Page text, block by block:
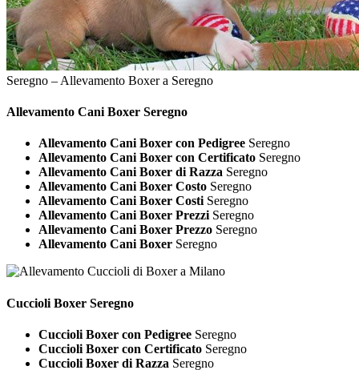
Seregno – Allevamento Boxer a Seregno
Allevamento Cani Boxer Seregno
Allevamento Cani Boxer con Pedigree Seregno
Allevamento Cani Boxer con Certificato Seregno
Allevamento Cani Boxer di Razza Seregno
Allevamento Cani Boxer Costo Seregno
Allevamento Cani Boxer Costi Seregno
Allevamento Cani Boxer Prezzi Seregno
Allevamento Cani Boxer Prezzo Seregno
Allevamento Cani Boxer Seregno
Cuccioli Boxer Seregno
Cuccioli Boxer con Pedigree Seregno
Cuccioli Boxer con Certificato Seregno
Cuccioli Boxer di Razza Seregno